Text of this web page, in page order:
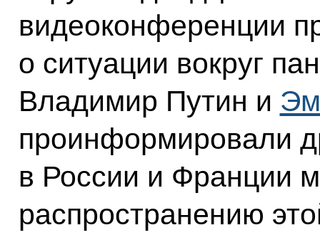
видеоконференции
о ситуации вокруг
Владимир Путин и
проинформировали
в России и Франции
распространению